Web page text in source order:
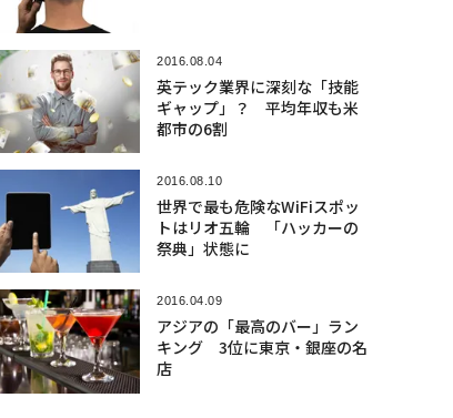
2016.08.04
英テック業界に深刻な「技能
ギャップ」？ 平均年収も米
都市の6割
2016.08.10
世界で最も危険なWiFiスポッ
トはリオ五輪 「ハッカーの
祭典」状態に
2016.04.09
アジアの「最高のバー」ラン
キング 3位に東京・銀座の名
店